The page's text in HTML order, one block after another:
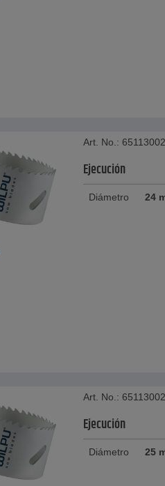
Art. No.:
Ejecución
Diámetro 24
Art. No.:
Ejecución
Diámetro 25